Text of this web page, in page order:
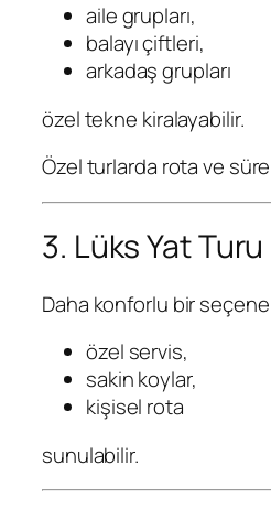
aile grupları,
balayı çiftleri,
arkadaş grupları
özel tekne kiralayabilir.
Özel turlarda rota ve
3. Lüks Yat Turu
Daha konforlu bir
özel servis,
sakin koylar,
kişisel rota
sunulabilir.